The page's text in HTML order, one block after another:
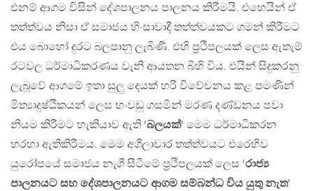
එනම් ආගම විසින් දේශපාලනය පාලනය කිරීමයි. එහෙයින් ඒ
තත්ත්වය නිසා ඒ සමාජය හිංසාවාදී තත්ත්වයකට ගමන් කිරීමට
එය බොහෝ දුරට බලපානු ලැබිණි. එහි ප්‍රථිපලයක් ලෙස ඇතැම්
රටවල ධර්මාධිකරණය වැනි ආයතන බිහි විය. එයින් සිදුකරනු
ලැබූවේ ආගමේ ඉතා සුලු දෙයක් හරි විවේචනය කළ පමණින්
මිත්‍යාදුෂ්ඨිකයන් ලෙස හංවඩු ගසමින් මරණ දණ්ඩනය පවා
නියම කිරීමට හැකියාව ඇති ‘බලයක්‘ මෙම ධර්මාධිකරන
හරහා ඇතිකිරීමය. මෙම අශීලාචාර තත්ත්වයට එරෙහිව
යුරෝපයේ සමාජය නැගී සීටීමේ ප්‍රථිපලයක් ලෙස ‘රාජ්‍ය
පාලනයට සහ දේශපාලනයට ආගම සම්බන්ධ විය යුතු නැත‘